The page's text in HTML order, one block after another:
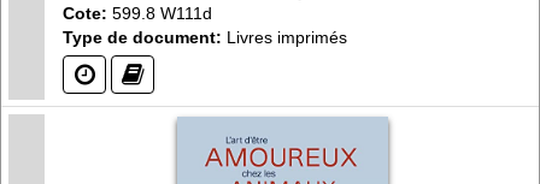
Cote: 599.8 W111d
Type de document: Livres imprimés
(?) (?)